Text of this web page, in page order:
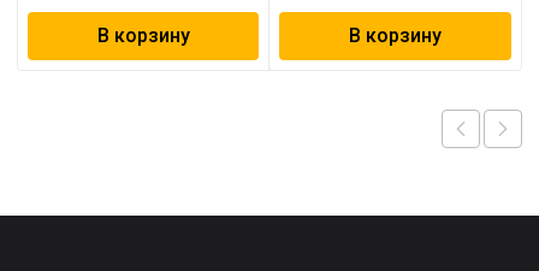
В корзину В корзину